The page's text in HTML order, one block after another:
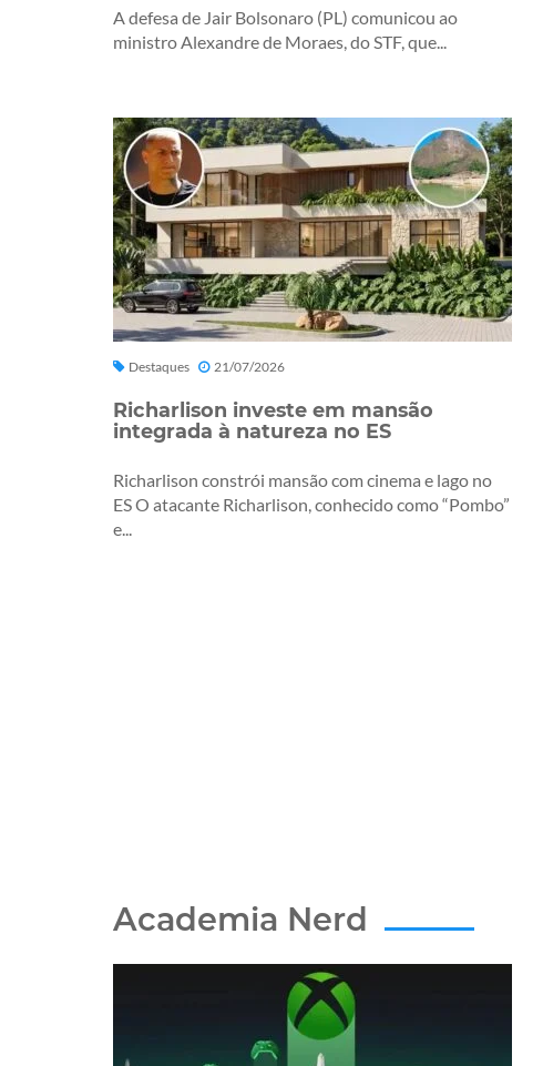
A defesa de Jair Bolsonaro (PL) comunicou ao
ministro Alexandre de Moraes, do STF, que...
Destaques 21/07/2026
Richarlison investe em mansão
integrada à natureza no ES
Richarlison constrói mansão com cinema e lago no
ES O atacante Richarlison, conhecido como “Pombo”
e...
Academia Nerd